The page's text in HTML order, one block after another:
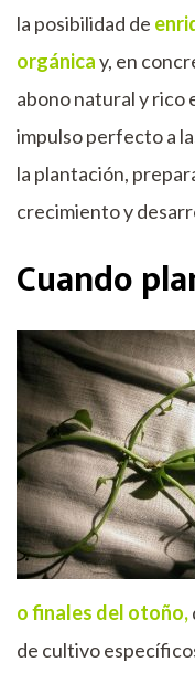
la posibilidad de
orgánicay, en
abono natural y
impulso perfecto a
la plantación,
crecimiento y
Cuando
o finales del otoño,
de cultivo